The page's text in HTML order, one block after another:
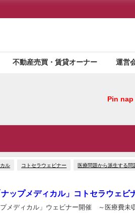
不動産売買・賃貸オーナー 運営
Pin nap
ル コトセラウェビナー 医療問題から派生する問
ップメディカル」コトセラウェビ
メディカル」ウェビナー開催 ～医療費未